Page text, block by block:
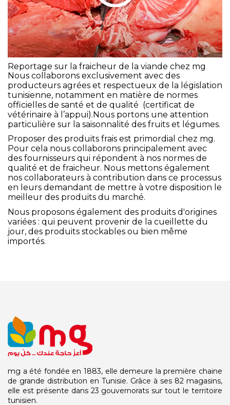
Reportage sur la fraicheur de la viande chez mg
Nous collaborons exclusivement avec des
producteurs agrées et respectueux de la législation
tunisienne, notamment en matière de normes
officielles de santé et de qualité (certificat de
vétérinaire à l’appui).Nous portons une attention
particulière sur la saisonnalité des fruits et légumes.
Proposer des produits frais est primordial chez mg.
Pour cela nous collaborons principalement avec
des fournisseurs qui répondent à nos normes de
qualité et de fraicheur. Nous mettons également
nos collaborateurs à contribution dans ce processus
en leurs demandant de mettre à votre disposition le
meilleur des produits du marché.
Nous proposons également des produits d'origines
variées : qui peuvent provenir de la cueillette du
jour, des produits stockables ou bien même
importés.
mg a été fondée en 1883, elle demeure la première chaine
de grande distribution en Tunisie. Grâce à ses 82 magasins,
elle est présente dans 23 gouvernorats sur tout le territoire
tunisien.